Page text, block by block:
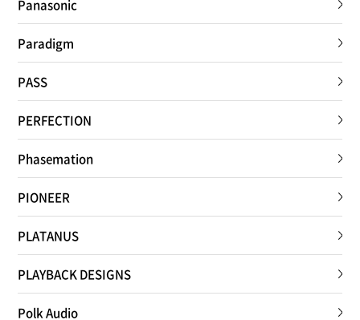
Panasonic
Paradigm
PASS
PERFECTION
Phasemation
PIONEER
PLATANUS
PLAYBACK DESIGNS
Polk Audio